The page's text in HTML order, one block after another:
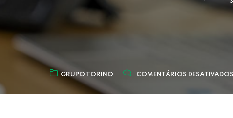
GRUPO TORINO COMENTÁRIOS DESATIVADOS